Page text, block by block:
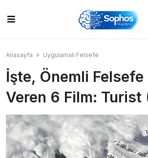
content
Anasayfa » Uygulamalı Felsefe
İşte, Önemli
Veren 6 Film: Turist